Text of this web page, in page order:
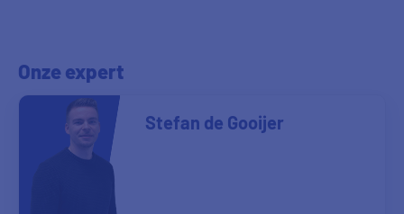
Onze expert
Stefan de Gooijer